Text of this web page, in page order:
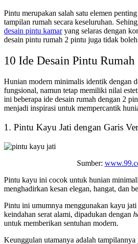
Pintu merupakan salah satu elemen
tampilan rumah secara keseluruhan.
desain pintu kamaryang selaras dengan
desain pintu rumah 2 pintu juga tidak
10 Ide Desain Pintu Rumah
Hunian modern minimalis identik dengan
fungsional, namun tetap memiliki nilai
ini beberapa ide desain rumah dengan 2
menjadi inspirasi untuk mempercantik
1. Pintu Kayu Jati dengan Garis
Sumber:
Pintu kayu ini cocok untuk hunian
menghadirkan kesan elegan, hangat, dan
Pintu ini umumnya menggunakan kayu
keindahan serat alami, dipadukan dengan
untuk memberikan sentuhan modern.
Keunggulan utamanya adalah tampilannya